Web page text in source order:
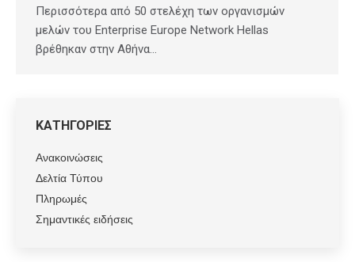
Περισσότερα από 50 στελέχη των οργανισμών
μελών του Enterprise Europe Network Hellas
βρέθηκαν στην Αθήνα…
ΚΑΤΗΓΟΡΙΕΣ
Ανακοινώσεις
Δελτία Τύπου
Πληρωμές
Σημαντικές ειδήσεις